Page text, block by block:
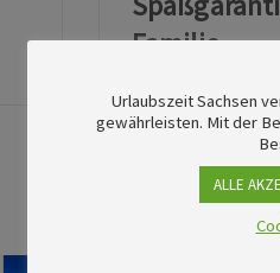
Familie
11. Juni 2026
Urlaubszeit Sachsen
gewährleisten. Mit der
ALLE